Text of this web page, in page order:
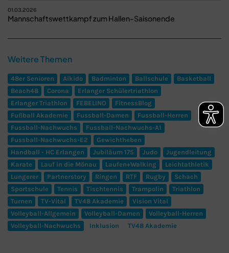
01.03.2026
Mannschaftswettkampf zum Hallen-Saisonende
Weitere Themen
48er Senioren Aikido Badminton Ballschule
Basketball
Beach48
Corona
Erlanger Schülertriathlon
Erlanger Triathlon
FEBELINO
FitnessBlog
Fußball Akademie
Fussball-Damen
Fussball-Herren
Fussball-Nachwuchs
Fussball-Nachwuchs-A1
Fussball-Nachwuchs-E2
Gewichtheben
Handball - HC Erlangen
Jubiläum 175 Judo
Jugendleitung
Karate
Lauf in die Mönau Laufen+Walking
Leichtathletik
Lungerer
Partnerstory Ringen RTF Rugby
Schach
Sportschule
Tennis Tischtennis Trampolin
Triathlon
Turnen
TV-Vital TV48 Akademie
Vision Vital
Volleyball-Allgemein
Volleyball-Damen
Volleyball-Herren
Volleyball-Nachwuchs
Inklusion TV48 Akademie